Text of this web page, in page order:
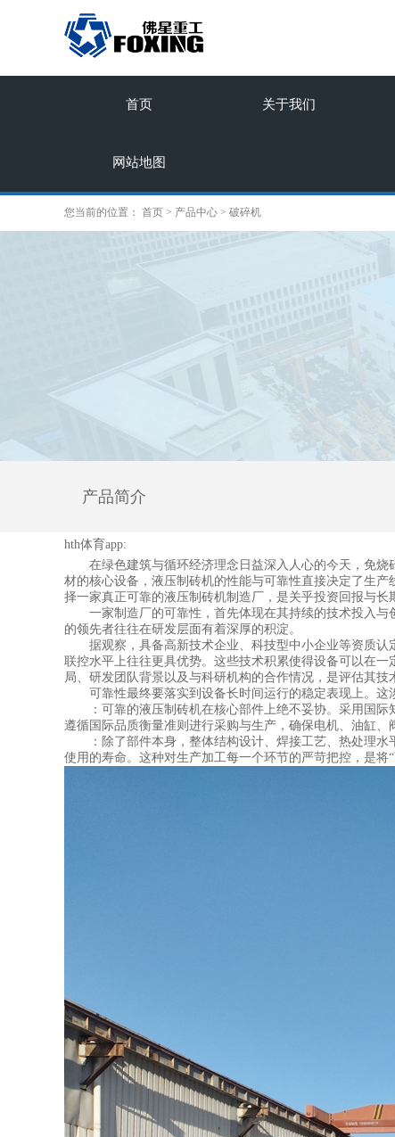
首页 关于我们
网站地图
您当前的位置： 首页 > 产品中心 > 破碎机
产品简介
hth体育app:
在绿色建筑与循环经济理念日益深入人心的今天，免烧
材的核心设备，液压制砖机的性能与可靠性直接决定了生
择一家真正可靠的液压制砖机制造厂，是关乎投资回报与长
一家制造厂的可靠性，首先体现在其持续的技术投入与
的领先者往往在研发层面有着深厚的积淀。
据观察，具备高新技术企业、科技型中小企业等资质认
联控水平上往往更具优势。这些技术积累使得设备可以在
局、研发团队背景以及与科研机构的合作情况，是评估其技
可靠性最终要落实到设备长时间运行的稳定表现上。这
：可靠的液压制砖机在核心部件上绝不妥协。采用国际
遵循国际品质衡量准则进行采购与生产，确保电机、油缸
：除了部件本身，整体结构设计、焊接工艺、热处理水
使用的寿命。这种对生产加工每一个环节的严苛把控，是将